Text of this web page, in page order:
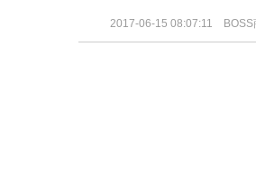
2017-06-15 08:07:11 BOSS